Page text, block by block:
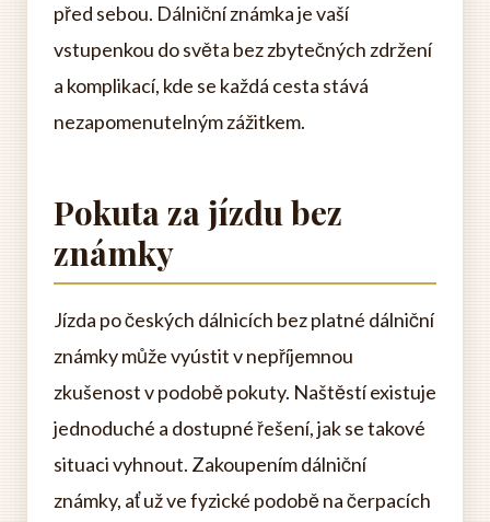
před sebou. Dálniční známka je vaší
vstupenkou do světa bez zbytečných zdržení
a komplikací, kde se každá cesta stává
nezapomenutelným zážitkem.
Pokuta za jízdu bez
známky
Jízda po českých dálnicích bez platné dálniční
známky může vyústit v nepříjemnou
zkušenost v podobě pokuty. Naštěstí existuje
jednoduché a dostupné řešení, jak se takové
situaci vyhnout. Zakoupením dálniční
známky, ať už ve fyzické podobě na čerpacích